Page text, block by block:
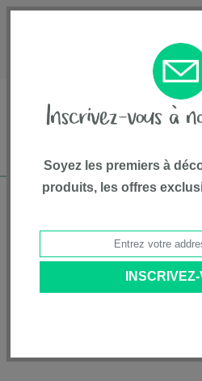
de 75$*
Accueil •Équipement Et Accessoires•
Soyez les premiers à
produits, les offres